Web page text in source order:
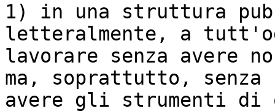
1) in una struttura
letteralmente, a
lavorare senza avere
ma, soprattutto, senza
avere gli strumenti di